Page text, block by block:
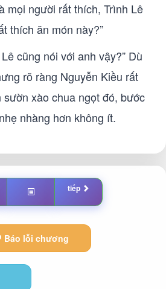
mọi người rất thích, Trình Lê
thích ăn món này?”
cũng nói với anh vậy?” Dù
rõ ràng Nguyễn Kiều rất
xào chua ngọt đó, bước
nhàng hơn không ít.
tiếp
Báo lỗi chương